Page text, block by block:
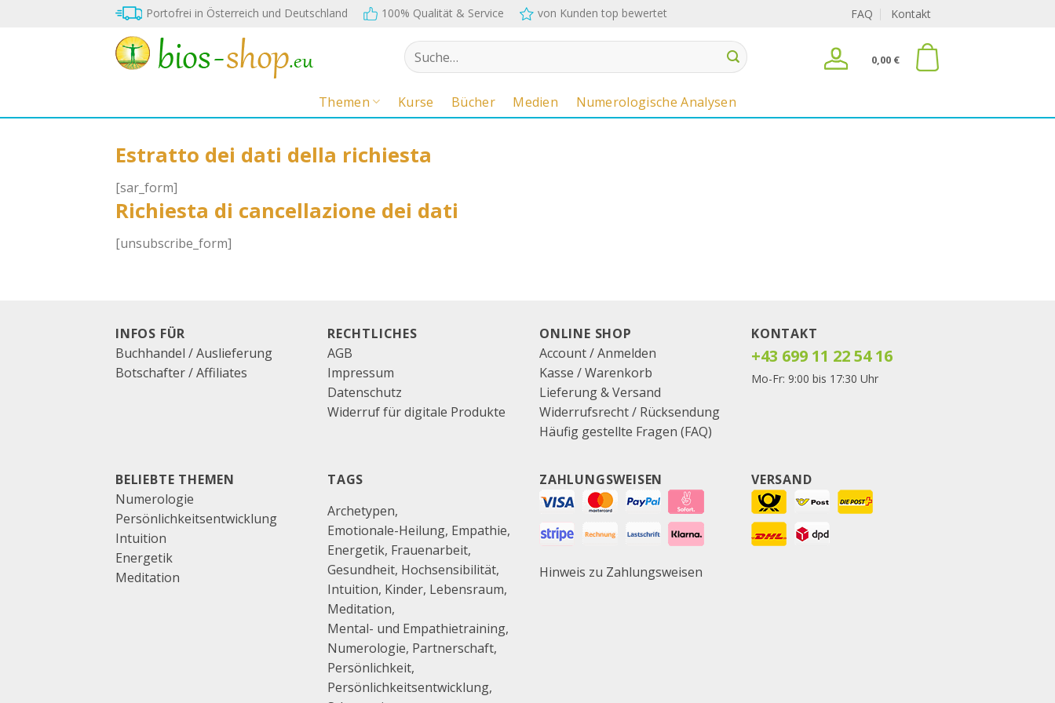
Portofrei in Österreich und Deutschland 100% Qualität & Service von Kunden top bewertet FAQ Kontakt
Suche
nach:
0,00 €
Themen Kurse Bücher Medien Numerologische Analysen
Estratto dei dati della richiesta
[sar_form]
Richiesta di cancellazione dei dati
[unsubscribe_form]
INFOS FÜR
Buchhandel / Auslieferung
Botschafter / Affiliates
RECHTLICHES
AGB
Impressum
Datenschutz
Widerruf für digitale Produkte
ONLINE SHOP
Account / Anmelden
Kasse /Warenkorb
Lieferung & Versand
Widerrufsrecht / Rücksendung
Häufig gestellte Fragen (FAQ)
KONTAKT
+43 699 11 22 54 16
Mo-Fr: 9:00 bis 17:30 Uhr
BELIEBTE THEMEN
Numerologie
Persönlichkeitsentwicklung
Intuition
Energetik
Meditation
TAGS
Archetypen
Emotionale-Heilung Empathie
Energetik Frauenarbeit
Gesundheit Hochsensibilität
Intuition Kinder Lebensraum
Meditation
Mental- und Empathietraining
Numerologie Partnerschaft
Persönlichkeit
Persönlichkeitsentwicklung
ZAHLUNGSWEISEN
Hinweis zu Zahlungsweisen
VERSAND